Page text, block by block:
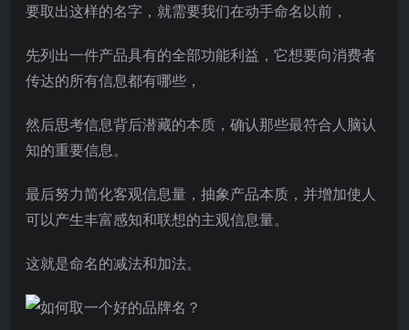
要取出这样的名字，就需要我们在动手命名以前，
先列出一件产品具有的全部功能利益，它想要向消费者
传达的所有信息都有哪些，
然后思考信息背后潜藏的本质，确认那些最符合人脑认
知的重要信息。
最后努力简化客观信息量，抽象产品本质，并增加使人
可以产生丰富感知和联想的主观信息量。
这就是命名的减法和加法。